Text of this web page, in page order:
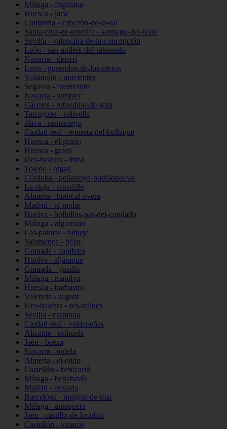
Málaga - frigiliana
Huesca - jaca
Cantabria - cabezón-de-la-sal
Santa-cruz-de-tenerife - santiago-del-teide
Sevilla - valencina-de-la-concepción
León - san-andrés-del-rabanedo
Navarra - deierri
León - gusendos-de-los-oteros
Valladolid - mucientes
Segovia - fuentesoto
Navarra - lumbier
Cáceres - robledillo-de-gata
Tarragona - solivella
álava - samaniego
Ciudad-real - retuerta-del-bullaque
Huesca - el-grado
Huesca - graus
Illes-balears - ibiza
Toledo - orgaz
Córdoba - peñarroya-pueblonuevo
La-rioja - arnedillo
Almería - huércal-overa
Madrid - el-molar
Huelva - bollullos-par-del-condado
Málaga - algarrobo
Las-palmas - tuineje
Salamanca - béjar
Granada - capileira
Huelva - aljaraque
Granada - guadix
Málaga - manilva
Huesca - barbastro
Valencia - sagunt
Illes-balears - ses-salines
Sevilla - carmona
Ciudad-real - valdepeñas
Alicante - orihuela
Jaén - baeza
Navarra - tudela
Almería - el-ejido
Castellón - benicarló
Málaga - benahavís
Madrid - coslada
Barcelona - malgrat-de-mar
Málaga - antequera
Jaén - castillo-de-locubín
Castellón - vinaròs